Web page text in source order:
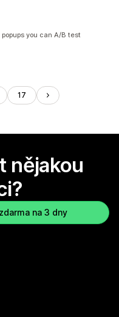
you can A/B test
17
nějakou
na 3 dny